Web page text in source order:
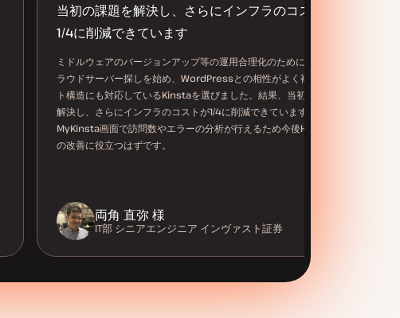
当初の課題を解決し、さらにインフラのコストが
1/4に削減できています
ミドルウェアのバージョンアップ等の運用合理化のために新たなク
ラウドサーバー探しを始め、WordPressとの相性がよく複雑なサイ
ト構造にも対応しているKinstaを選びました。結果、当初の課題を
解決し、さらにインフラのコストが1/4に削減できています。
MyKinsta画面で訪問数やエラーの分析が行えるため今後HPサイト
の改善に役立つはずです。
両角 直弥 様
IT部 シニアエンジニア インヴァスト証券